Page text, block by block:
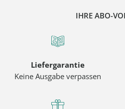
IHRE ABO-
Liefergarantie
Keine Ausgabe verpassen